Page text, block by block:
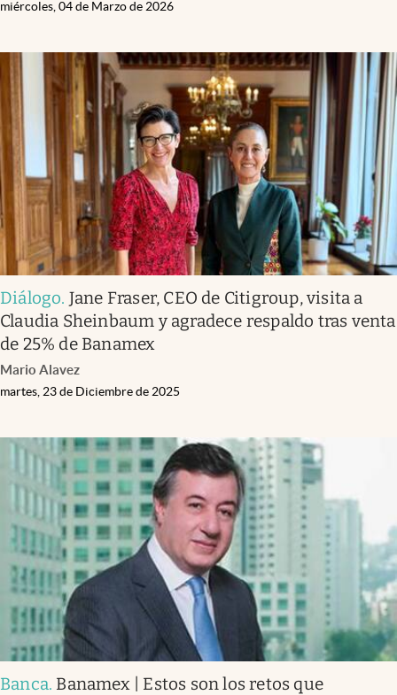
miércoles, 04 de Marzo de 2026
Diálogo. Jane Fraser, CEO de Citigroup, visita a
Claudia Sheinbaum y agradece respaldo tras venta
de 25% de Banamex
Mario Alavez
martes, 23 de Diciembre de 2025
Banca. Banamex | Estos son los retos que